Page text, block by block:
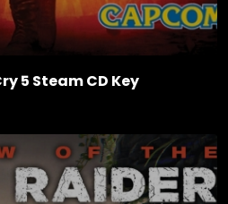
5 Steam CD Key